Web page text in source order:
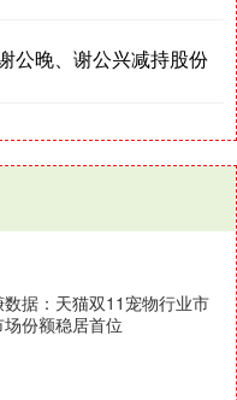
公晚、谢公兴减持股份
据：天猫双11宠物行业市
份额稳居首位